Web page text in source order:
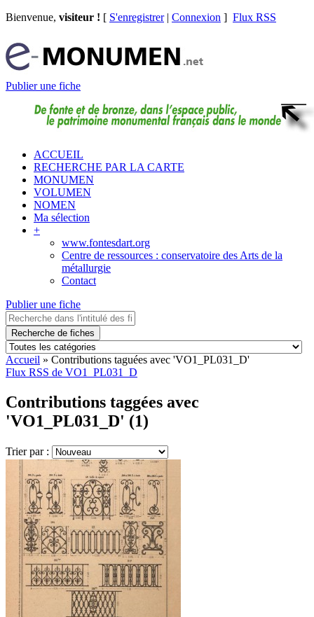
Bienvenue, visiteur ! [ S'enregistrer| Connexion ] Flux RSS
Publier une fiche
ACCUEIL
RECHERCHE PAR LA CARTE
MONUMEN
VOLUMEN
NOMEN
Ma sélection
+
www.fontesdart.org
Centre de ressources : conservatoire des Arts de la
métallurgie
Contact
Publier une fiche
Recherche de fiches
Accueil » Contributions taguées avec 'VO1_PL031_D'
Flux RSS de VO1_PL031_D
Contributions taggées avec
'VO1_PL031_D' (1)
Trier par :